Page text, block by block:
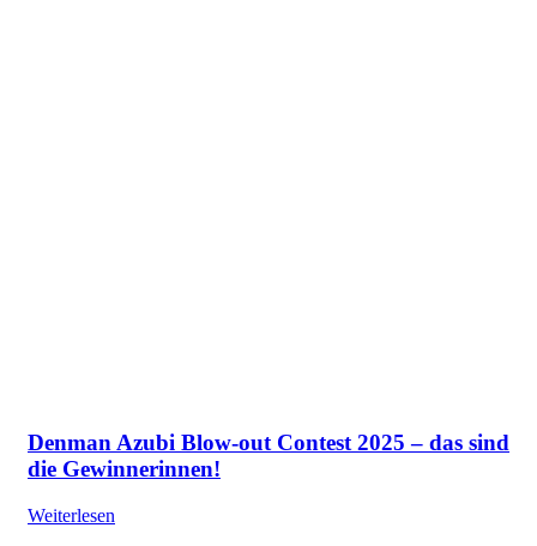
Denman Azubi Blow-out Contest 2025 – das sind
die Gewinnerinnen!
Weiterlesen